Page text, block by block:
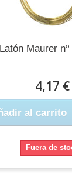
Maurer
4,17 €
al carrito
Fuera de